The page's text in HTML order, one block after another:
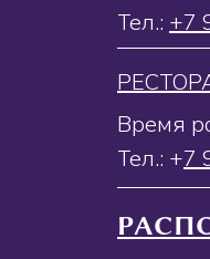
Тел.: +7
Время
Тел.: +7